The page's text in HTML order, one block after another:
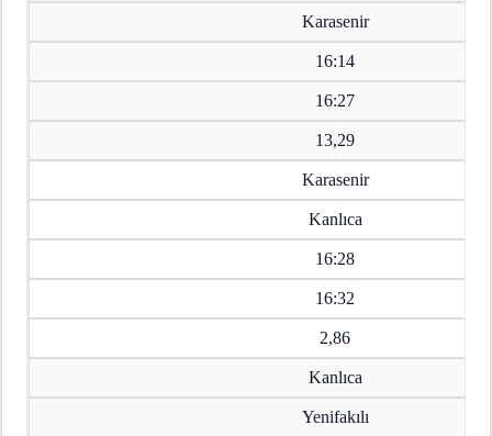
Karasenir
16:14
16:27
13,29
Karasenir
Kanlıca
16:28
16:32
2,86
Kanlıca
Yenifakılı